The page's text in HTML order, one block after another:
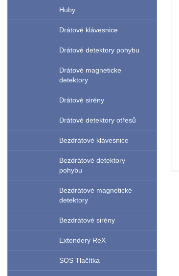
Huby
Drátové klávesnice
Drátové detektory pohybu
Drátové magneticke
detektory
Drátové sirény
Drátové detektory otřesů
Bezdrátové klávesnice
Bezdrátové detektory
pohybu
Bezdrátové magnetické
detektory
Bezdrátové sirény
Extendery ReX
SOS Tlačítka